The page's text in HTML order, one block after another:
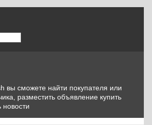
вы сможете найти покупателя или
разместить объявление купить
новости